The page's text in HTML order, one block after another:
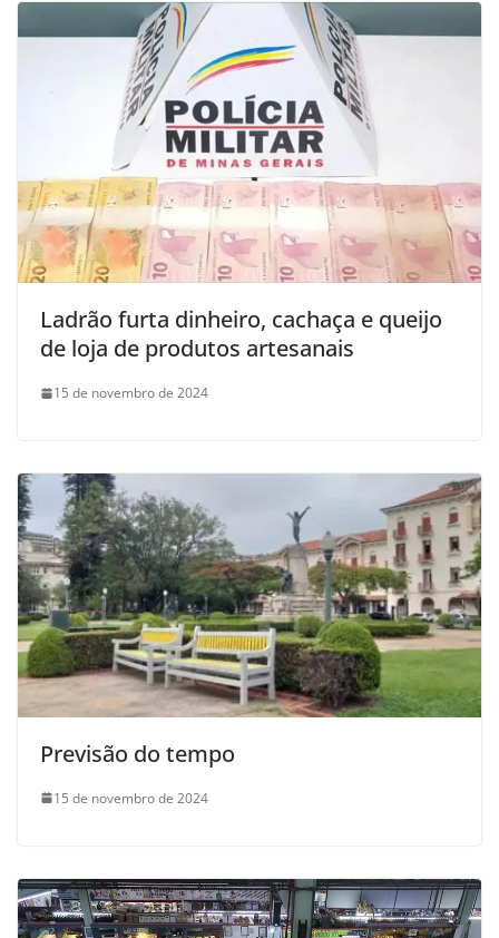
Ladrão furta dinheiro, cachaça e queijo
de loja de produtos artesanais
15 de novembro de 2024
Previsão do tempo
15 de novembro de 2024